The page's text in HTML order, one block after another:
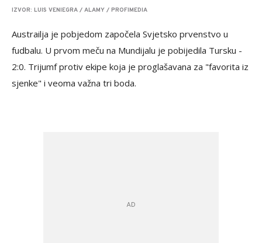
IZVOR: LUIS VENIEGRA / ALAMY / PROFIMEDIA
Austrailja je pobjedom započela Svjetsko prvenstvo u
fudbalu. U prvom meču na Mundijalu je pobijedila Tursku -
2:0. Trijumf protiv ekipe koja je proglašavana za "favorita iz
sjenke" i veoma važna tri boda.